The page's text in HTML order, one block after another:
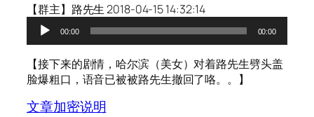
【群主】路先生 2018-04-15 14:32:14
播
放
器
00:00 00:00
【接下来的剧情，哈尔滨（美女）对着路先生劈头盖
脸爆粗口，语音已被被路先生撤回了咯。。】
文章加密说明